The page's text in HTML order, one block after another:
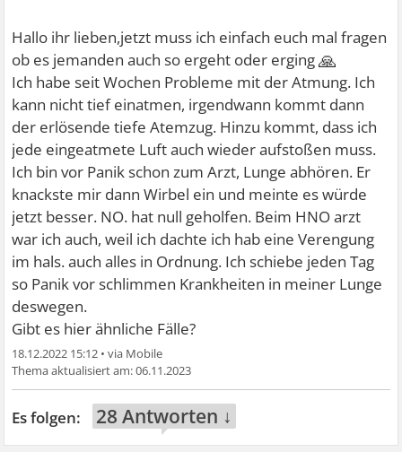
Hallo ihr lieben,jetzt muss ich einfach euch mal fragen
ob es jemanden auch so ergeht oder erging🙏
Ich habe seit Wochen Probleme mit der Atmung. Ich
kann nicht tief einatmen, irgendwann kommt dann
der erlösende tiefe Atemzug. Hinzu kommt, dass ich
jede eingeatmete Luft auch wieder aufstoßen muss.
Ich bin vor Panik schon zum Arzt, Lunge abhören. Er
knackste mir dann Wirbel ein und meinte es würde
jetzt besser. NO. hat null geholfen. Beim HNO arzt
war ich auch, weil ich dachte ich hab eine Verengung
im hals. auch alles in Ordnung. Ich schiebe jeden Tag
so Panik vor schlimmen Krankheiten in meiner Lunge
deswegen.
Gibt es hier ähnliche Fälle?
18.12.2022 15:12 •
06.11.2023
28 Antworten ↓